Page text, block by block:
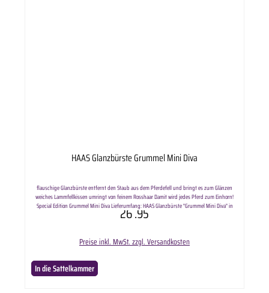
HAAS Glanzbürste Grummel Mini Diva
flauschige Glanzbürste entfernt den Staub aus dem Pferdefell und bringt es zum Glänzen
weiches Lammfellkissen umringt von feinem Rosshaar Damit wird jedes Pferd zum Einhorn!
Special Edition Grummel Mini Diva Lieferumfang: HAAS Glanzbürste "Grummel Mini Diva" in
ausgewählter Anzahl.
26.95
Preise inkl. MwSt. zzgl. Versandkosten
In die Sattelkammer